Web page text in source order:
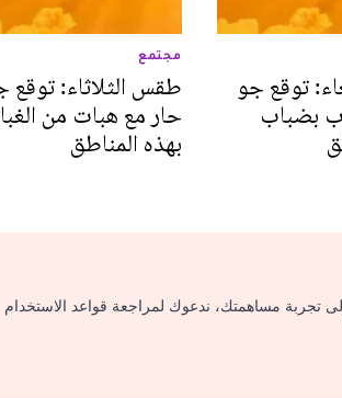
توقع جو
بضباب
مجتمع
طقس الثلاثاء: توقع
حار مع هبات من
بهذه المناطق
تجربة مساهمتك، ندعوك لمراجعة قواعد الاستخدام